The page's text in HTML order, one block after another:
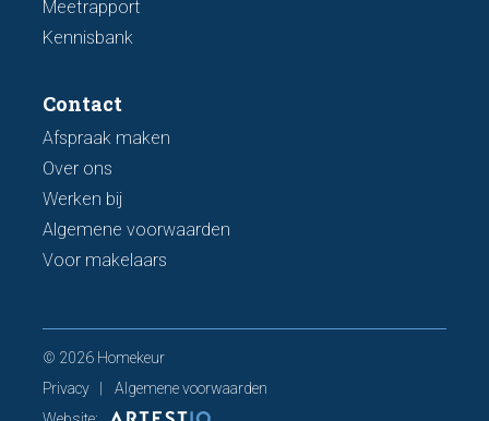
Meetrapport
Kennisbank
Contact
Afspraak maken
Over ons
Werken bij
Algemene voorwaarden
Voor makelaars
© 2026 Homekeur
Privacy
Algemene voorwaarden